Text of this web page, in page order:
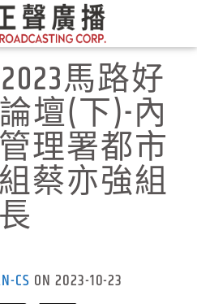
X
馬路好
壇(下)-內
理署都市
蔡亦強組
長
CS ON 2023-10-23